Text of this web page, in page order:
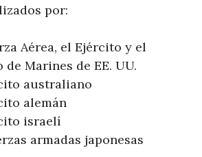
por:
Aérea, el Ejército y el
de Marines de EE. UU.
australiano
alemán
israelí
armadas japonesas